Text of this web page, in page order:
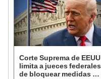
Corte Suprema de EEUU
limita a jueces federales
de bloquear medidas de